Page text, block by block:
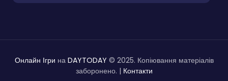
Онлайн Ігри на DAYTODAY © 2025. Копіювання матеріалів
заборонено. | Контакти